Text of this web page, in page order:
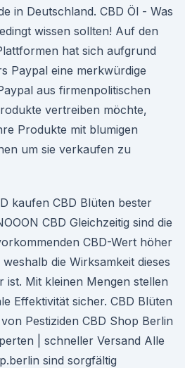
in Deutschland. CBD Öl - Was
wissen sollten! Auf den
hat sich aufgrund
Paypal eine merkwürdige
aus firmenpolitischen
vertreiben möchte,
Produkte mit blumigen
um sie verkaufen zu
kaufen CBD Blüten bester
CBD Gleichzeitig sind die
CBD-Wert höher
die Wirksamkeit dieses
ist. Mit kleinen Mengen stellen
Effektivität sicher. CBD Blüten
Pestiziden CBD Shop Berlin
| schneller Versand Alle
sind sorgfältig